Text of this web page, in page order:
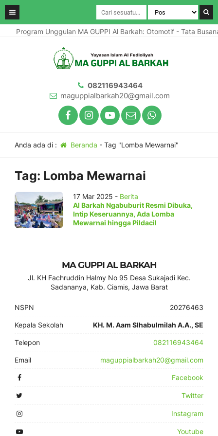
Program Unggulan MA GUPPI Al Barkah: Otomotif - Tata
082116943464
maguppialbarkah20@gmail.com
Anda ada di : Beranda - Tag "Lomba Mewarnai"
Tag: Lomba Mewarnai
17 Mar 2025 - Berita
Al Barkah Ngabuburit Resmi Dibuka,
Intip Keseruannya, Ada Lomba
Mewarnai hingga Pildacil
MA GUPPI AL BARKAH
Jl. KH Fachruddin Halmy No 95 Desa Sukajadi Kec.
Sadananya, Kab. Ciamis, Jawa Barat
NSPN 20276463
Kepala Sekolah KH. M. Aam SIhabulmilah A.A., SE
Telepon 082116943464
Email maguppialbarkah20@gmail.com
Facebook
Twitter
Instagram
Youtube